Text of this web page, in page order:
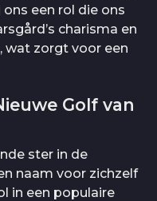
een rol die ons
charisma en
wat zorgt voor een
Golf van
ster in de
naam voor zichzelf
in een populaire